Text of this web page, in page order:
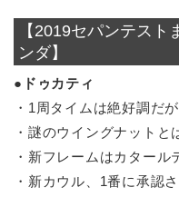
【2019セパンテス
ンダ】
●ドゥカティ
・1周タイムは絶好調だ
・謎のウイングナットと
・新フレームはカタール
・新カウル、1番に承認